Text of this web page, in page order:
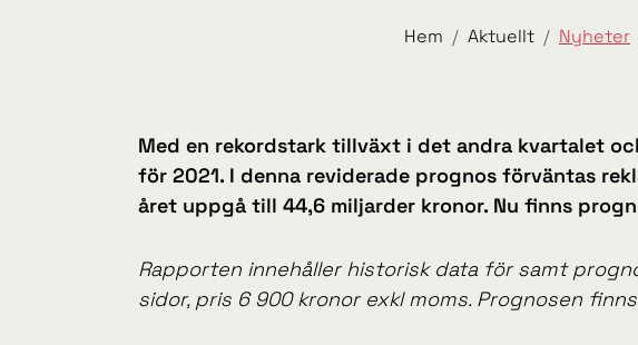
Hem Aktuellt Nyheter
Med en rekordstark tillväxt i det andra kvartalet
för 2021. I denna reviderade prognos förväntas
året uppgå till 44,6 miljarder kronor. Nu finns
Rapporten innehåller historisk data för samt
sidor, pris 6 900 kronor exkl moms. Prognosen